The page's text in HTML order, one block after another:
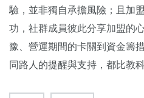
驗，並非獨自承擔風險；且加
功，社群成員彼此分享加盟的
豫、營運期間的卡關到資金籌
同路人的提醒與支持，都比教